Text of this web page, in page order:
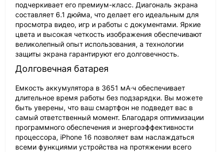
подчеркивает его премиум-класс. Диагональ экрана
составляет 6.1 дюйма, что делает его идеальным для
просмотра видео, игр и работы с документами. Яркие
цвета и высокая четкость изображения обеспечивают
великолепный опыт использования, а технологии
защиты экрана гарантируют его долговечность.
Долговечная батарея
Емкость аккумулятора в 3651 мА·ч обеспечивает
длительное время работы без подзарядки. Вы можете
быть уверены, что ваш смартфон не подведет вас в
самый ответственный момент. Благодаря оптимизации
программного обеспечения и энергоэффективности
процессора, iPhone 16 позволяет вам наслаждаться
всеми функциями устройства на протяжении всего